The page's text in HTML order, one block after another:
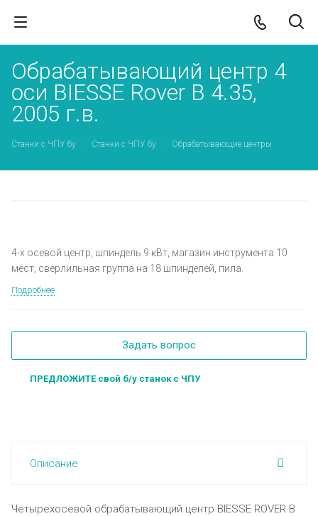
Обрабатывающий центр 4
оси BIESSE Rover B 4.35,
2005 г.в.
Станки с ЧПУ бу Станки с ЧПУ бу Обрабатывающие центры
4-х осевой центр, шпиндель 9 кВт, магазин инструмента 10
мест, сверлильная группа на 18 шпинделей, пила.
Подробнее
Задать вопрос
ПРЕДЛОЖИТЕ свой б/у станок с ЧПУ
Описание
Четырехосевой обрабатывающий центр BIESSE ROVER B